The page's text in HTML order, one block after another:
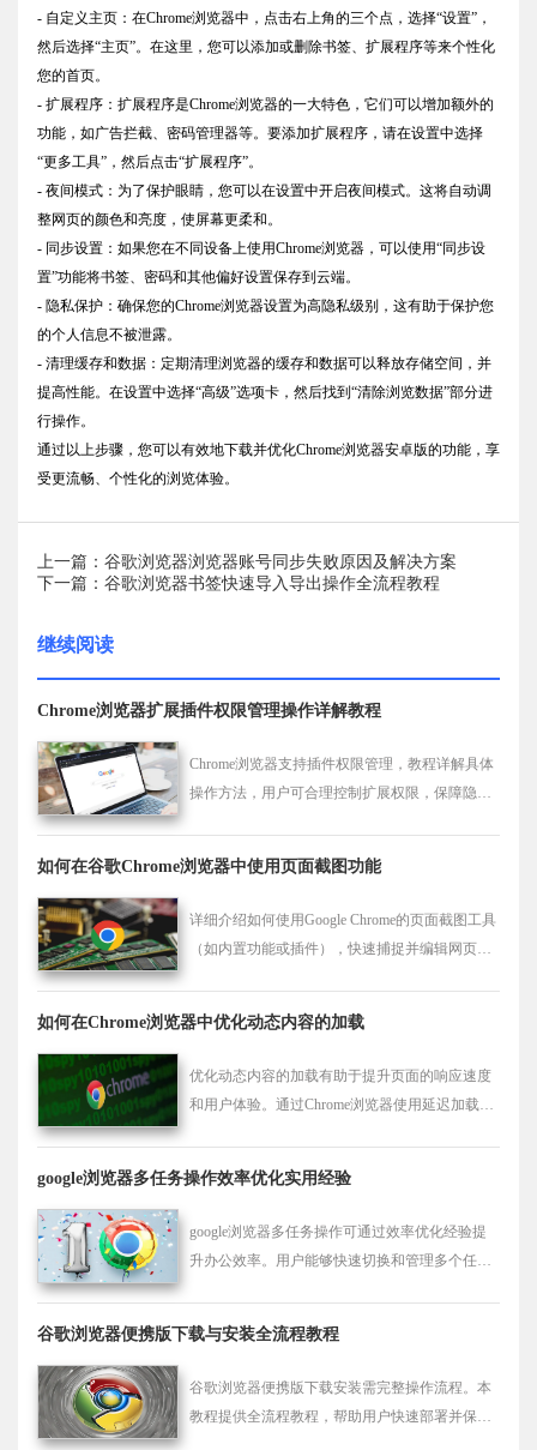
- 自定义主页：在Chrome浏览器中，点击右上角的三个点，选择“设置”，
然后选择“主页”。在这里，您可以添加或删除书签、扩展程序等来个性化
您的首页。
- 扩展程序：扩展程序是Chrome浏览器的一大特色，它们可以增加额外的
功能，如广告拦截、密码管理器等。要添加扩展程序，请在设置中选择
“更多工具”，然后点击“扩展程序”。
- 夜间模式：为了保护眼睛，您可以在设置中开启夜间模式。这将自动调
整网页的颜色和亮度，使屏幕更柔和。
- 同步设置：如果您在不同设备上使用Chrome浏览器，可以使用“同步设
置”功能将书签、密码和其他偏好设置保存到云端。
- 隐私保护：确保您的Chrome浏览器设置为高隐私级别，这有助于保护您
的个人信息不被泄露。
- 清理缓存和数据：定期清理浏览器的缓存和数据可以释放存储空间，并
提高性能。在设置中选择“高级”选项卡，然后找到“清除浏览数据”部分进
行操作。
通过以上步骤，您可以有效地下载并优化Chrome浏览器安卓版的功能，享
受更流畅、个性化的浏览体验。
上一篇：谷歌浏览器浏览器账号同步失败原因及解决方案
下一篇：谷歌浏览器书签快速导入导出操作全流程教程
继续阅读
Chrome浏览器扩展插件权限管理操作详解教程
Chrome浏览器支持插件权限管理，教程详解具体
操作方法，用户可合理控制扩展权限，保障隐私
如何在谷歌Chrome浏览器中使用页面截图功能
详细介绍如何使用Google Chrome的页面截图工具
（如内置功能或插件），快速捕捉并编辑网页内
如何在Chrome浏览器中优化动态内容的加载
优化动态内容的加载有助于提升页面的响应速度
和用户体验。通过Chrome浏览器使用延迟加载、
google浏览器多任务操作效率优化实用经验
google浏览器多任务操作可通过效率优化经验提
升办公效率。用户能够快速切换和管理多个任
谷歌浏览器便携版下载与安装全流程教程
谷歌浏览器便携版下载安装需完整操作流程。本
教程提供全流程教程，帮助用户快速部署并保证